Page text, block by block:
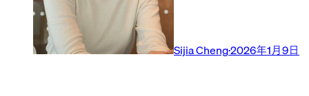
Sijia Cheng·2026年1月9日